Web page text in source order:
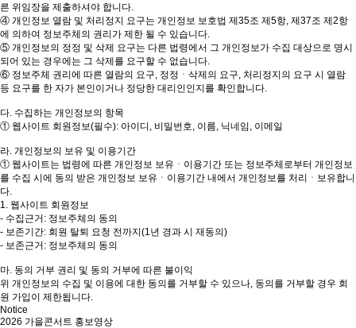
른 위임장을 제출하셔야 합니다.
④ 개인정보 열람 및 처리정지 요구는 개인정보 보호법 제35조 제5항, 제37조 제2항
에 의하여 정보주체의 권리가 제한 될 수 있습니다.
⑤ 개인정보의 정정 및 삭제 요구는 다른 법령에서 그 개인정보가 수집 대상으로 명시
되어 있는 경우에는 그 삭제를 요구할 수 없습니다.
⑥ 정보주체 권리에 따른 열람의 요구, 정정ㆍ삭제의 요구, 처리정지의 요구 시 열람
등 요구를 한 자가 본인이거나 정당한 대리인인지를 확인합니다.
다. 수집하는 개인정보의 항목
① 웹사이트 회원정보(필수): 아이디, 비밀번호, 이름, 닉네임, 이메일
라. 개인정보의 보유 및 이용기간
① 웹사이트는 법령에 따른 개인정보 보유ㆍ이용기간 또는 정보주체로부터 개인정보
를 수집 시에 동의 받은 개인정보 보유ㆍ이용기간 내에서 개인정보를 처리ㆍ보유합니
다.
1. 웹사이트 회원정보
- 수집근거: 정보주체의 동의
- 보존기간: 회원 탈퇴 요청 전까지(1년 경과 시 재동의)
- 보존근거: 정보주체의 동의
마. 동의 거부 권리 및 동의 거부에 따른 불이익
위 개인정보의 수집 및 이용에 대한 동의를 거부할 수 있으나, 동의를 거부할 경우 회
원 가입이 제한됩니다.
Notice
2026 가을콘서트 홍보영상